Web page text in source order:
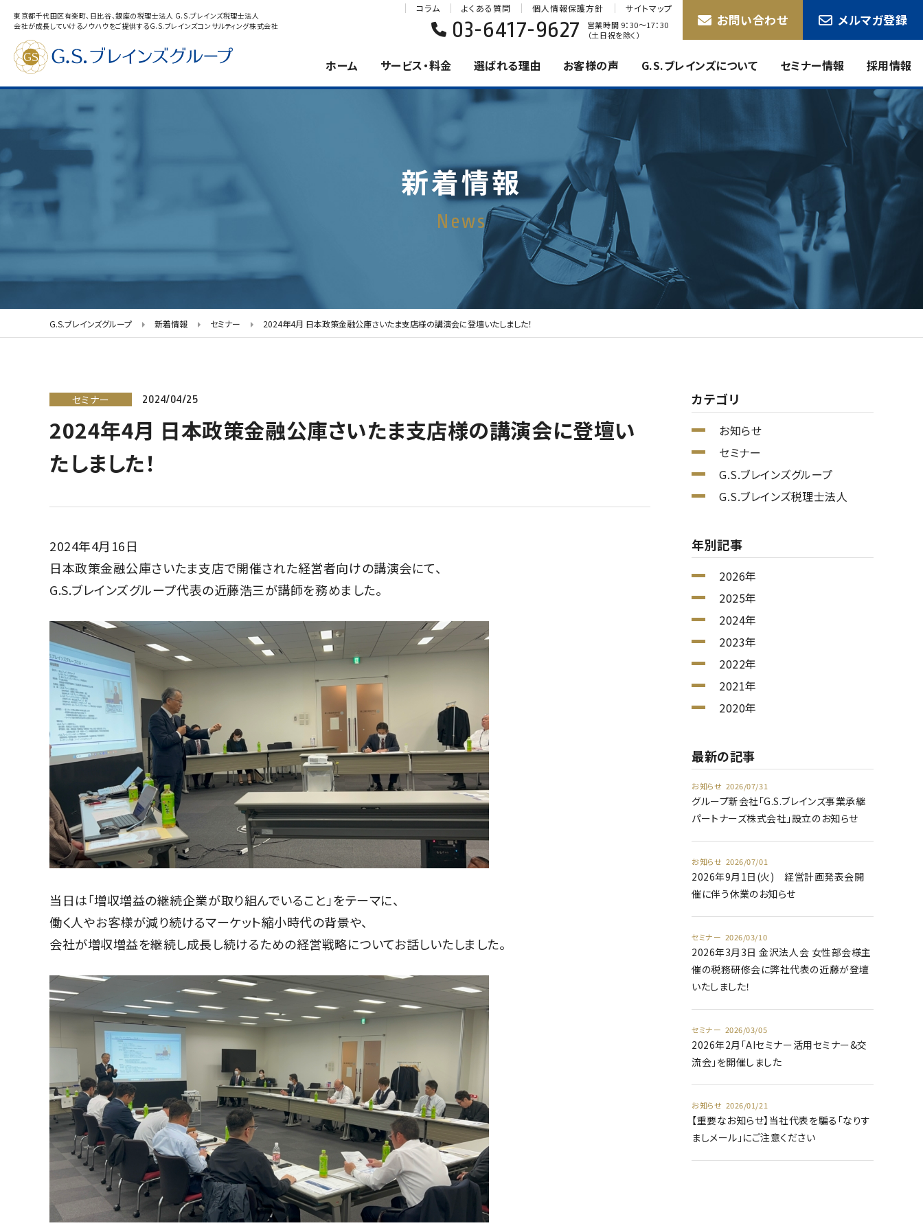
東京都千代田区有楽町、日比谷、銀座の税理士法人 G.S.ブレインズ税理士法人
会社が成長していけるノウハウをご提供するG.S.ブレインズコンサルティング株式会社
ホーム サービス・料金 選ばれる理由 お客様の声 G.S.ブレインズについて セミナー情報 採用情報
コラム よくある質問 個人情報保護方針 サイトマップ
03-6417-9627
営業時間 9：30〜17：30
（土日祝を除く）
お問い合わせ メルマガ登録
新着情報
News
G.S.ブレインズグループ 新着情報 セミナー 2024年4月 日本政策金融公庫さいたま支店様の講演会に登壇いたしました！
セミナー 2024/04/25
2024年4月 日本政策金融公庫さいたま支店様の講演会に登壇い
たしました！
2024年4月16日
日本政策金融公庫さいたま支店で開催された経営者向けの講演会にて、
G.S.ブレインズグループ代表の近藤浩三が講師を務めました。
当日は「増収増益の継続企業が取り組んでいること」をテーマに、
働く人やお客様が減り続けるマーケット縮小時代の背景や、
会社が増収増益を継続し成長し続けるための経営戦略についてお話しいたしました。
カテゴリ
お知らせ
セミナー
G.S.ブレインズグループ
G.S.ブレインズ税理士法人
年別記事
2026年
2025年
2024年
2023年
2022年
2021年
2020年
最新の記事
お知らせ 2026/07/31
グループ新会社「G.S.ブレインズ事業承継
パートナーズ株式会社」設立のお知らせ
お知らせ 2026/07/01
2026年9月1日(火) 経営計画発表会開
催に伴う休業のお知らせ
セミナー 2026/03/10
2026年3月3日 金沢法人会 女性部会様主
催の税務研修会に弊社代表の近藤が登壇
いたしました！
セミナー 2026/03/05
2026年2月「AIセミナー活用セミナー&交
流会」を開催しました
お知らせ 2026/01/21
【重要なお知らせ】当社代表を騙る「なりす
ましメール」にご注意ください